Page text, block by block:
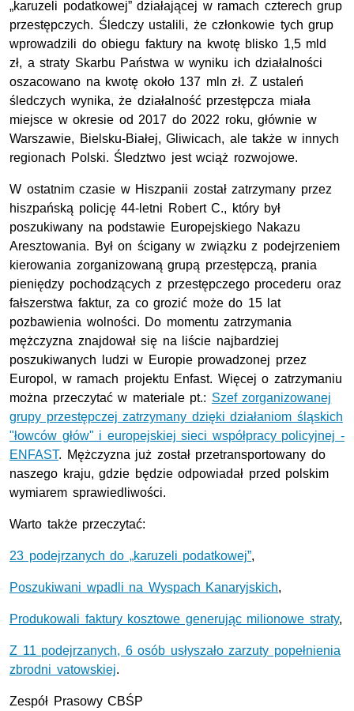
„karuzeli podatkowej” działającej w ramach czterech grup
przestępczych. Śledczy ustalili, że członkowie tych grup
wprowadzili do obiegu faktury na kwotę blisko 1,5 mld
zł, a straty Skarbu Państwa w wyniku ich działalności
oszacowano na kwotę około 137 mln zł. Z ustaleń
śledczych wynika, że działalność przestępcza miała
miejsce w okresie od 2017 do 2022 roku, głównie w
Warszawie, Bielsku-Białej, Gliwicach, ale także w innych
regionach Polski. Śledztwo jest wciąż rozwojowe.
W ostatnim czasie w Hiszpanii został zatrzymany przez
hiszpańską policję 44-letni Robert C., który był
poszukiwany na podstawie Europejskiego Nakazu
Aresztowania. Był on ścigany w związku z podejrzeniem
kierowania zorganizowaną grupą przestępczą, prania
pieniędzy pochodzących z przestępczego procederu oraz
fałszerstwa faktur, za co grozić może do 15 lat
pozbawienia wolności. Do momentu zatrzymania
mężczyzna znajdował się na liście najbardziej
poszukiwanych ludzi w Europie prowadzonej przez
Europol, w ramach projektu Enfast. Więcej o zatrzymaniu
można przeczytać w materiale pt.: Szef zorganizowanej
grupy przestępczej zatrzymany dzięki działaniom śląskich
"łowców głów" i europejskiej sieci współpracy policyjnej -
ENFAST. Mężczyzna już został przetransportowany do
naszego kraju, gdzie będzie odpowiadał przed polskim
wymiarem sprawiedliwości.
Warto także przeczytać:
23 podejrzanych do „karuzeli podatkowej”,
Poszukiwani wpadli na Wyspach Kanaryjskich,
Produkowali faktury kosztowe generując milionowe straty,
Z 11 podejrzanych, 6 osób usłyszało zarzuty popełnienia
zbrodni vatowskiej.
Zespół Prasowy CBŚP